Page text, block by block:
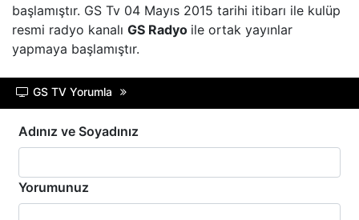
TRT HABER
TELE1
CNN TüRK
ULUSAL KANAL
TJK TV
başlamıştır. GS Tv 04 Mayıs 2015 tarihi itibarı ile kulüp
resmi radyo kanalı GS Radyo ile ortak yayınlar
yapmaya başlamıştır.
GS TV Yorumla
Adınız ve Soyadınız
Yorumunuz